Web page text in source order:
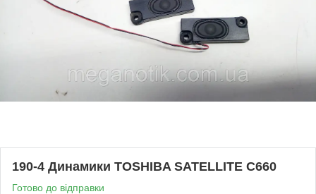
190-4 Динамики TOSHIBA SATELLITE C660
Готово до відправки